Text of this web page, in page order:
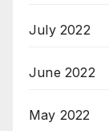
July 2022
June 2022
May 2022